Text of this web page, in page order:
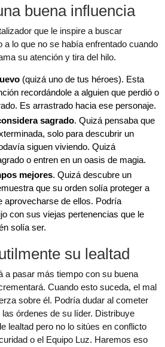
buena influencia
que le inspire a buscar
a lo que no se había enfrentado cuando
su atención y tira del hilo.
(quizá uno de tus héroes). Esta
recordándole a alguien que perdió o
Es arrastrado hacia ese personaje.
sagrado. Quizá pensaba que
solo para descubrir un
siguen viviendo. Quizá
o entren en un oasis de magia.
mejores. Quizá descubre un
que su orden solía proteger a
aprovecharse de ellos. Podría
con sus viejas pertenencias que le
solía ser.
su lealtad
a pasar más tiempo con su buena
Cuando esto suceda, el mal
sobre él. Podría dudar al cometer
órdenes de su líder. Distribuye
lealtad pero no lo sitúes en conflicto
o el Equipo Luz. Haremos eso